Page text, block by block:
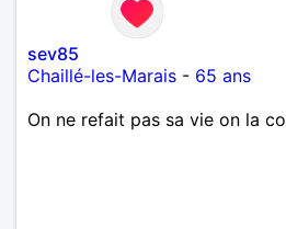
sev85
Chaillé-les-Marais - 65 ans
On ne refait pas sa vie on la